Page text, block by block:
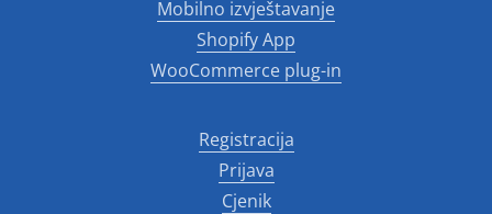
Mobilno izvještavanje
Shopify App
WooCommerce plug-in
Registracija
Prijava
Cjenik